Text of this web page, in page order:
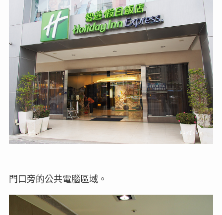
門口旁的公共電腦區域。